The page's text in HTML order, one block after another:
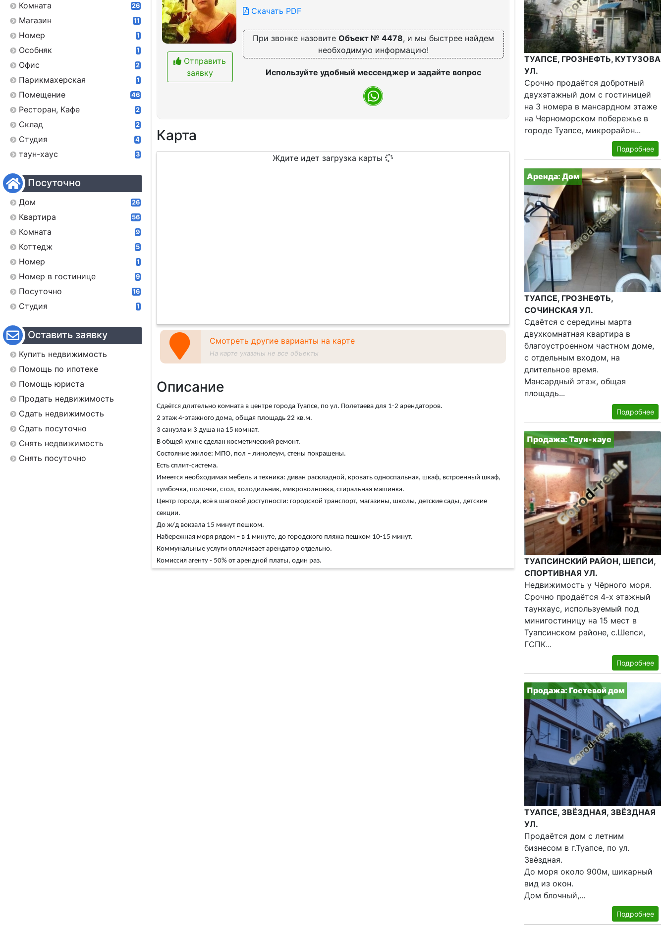
Комната 26
Магазин 11
Номер 1
Особняк 1
Офис 2
Парикмахерская 1
Помещение 46
Ресторан, Кафе 2
Склад 2
Студия 4
таун-хаус 3
Посуточно
Дом 26
Квартира 56
Комната 9
Коттедж 5
Номер 1
Номер в гостинице 9
Посуточно 16
Студия 1
Оставить заявку
Купить недвижимость
Помощь по ипотеке
Помощь юриста
Продать недвижимость
Сдать недвижимость
Сдать посуточно
Снять недвижимость
Снять посуточно
Отправить
заявку
Скачать PDF
При звонке назовите Объект № 4478, и мы быстрее найдем
необходимую информацию!
Используйте удобный мессенджер и задайте вопрос
Карта
Ждите идет загрузка карты
Смотреть другие варианты на карте
На карте указаны не все объекты
Описание
Сдaётся длительно комната в центpе гopода Туапсе, по ул. Полетаева для 1-2 арендаторов.
2 этаж 4-этажного дома, общая площадь 22 кв.м.
3 санузла и 3 душа на 15 комнат.
В общей кухне сделан косметический ремонт.
Состояние жилое: МПО, пол – линолеум, стены покрашены.
Есть сплит-система.
Имеется необходимая мебель и техника: диван раскладной, кровать односпальная, шкаф, встроенный шкаф,
тумбочка, полочки, стол, холодильник, микроволновка, стиральная машинка.
Центр города, всё в шаговой доступности: городской транспорт, магазины, школы, детские сады, детские
секции.
До ж/д вокзала 15 минут пешком.
Набережная моря рядом – в 1 минуте, до городского пляжа пешком 10-15 минут.
Коммунальные услуги оплачивает арендатор отдельно.
Комиссия агенту - 50% от арендной платы, один раз.
ТУАПСЕ, ГРОЗНЕФТЬ, КУТУЗОВА
УЛ.
Срочно продаётся добротный
двухэтажный дом с гостиницей
на 3 номера в мансардном этаже
на Черноморском побережье в
городе Туапсе, микрорайон...
Подробнее
Аренда: Дом
ТУАПСЕ, ГРОЗНЕФТЬ,
СОЧИНСКАЯ УЛ.
Сдаётся с середины марта
двухкомнатная квартира в
благоустроенном частном доме,
с отдельным входом, на
длительное время.
Мансардный этаж, общая
площадь...
Подробнее
Продажа: Таун-хаус
ТУАПСИНСКИЙ РАЙОН, ШЕПСИ,
СПОРТИВНАЯ УЛ.
Недвижимость у Чёрного моря.
Срочно продаётся 4-х этажный
таунхаус, используемый под
минигостиницу на 15 мест в
Туапсинском районе, с.Шепси,
ГСПК...
Подробнее
Продажа: Гостевой дом
ТУАПСЕ, ЗВЁЗДНАЯ, ЗВЁЗДНАЯ
УЛ.
Продаётся дом с летним
бизнесом в г.Туапсе, по ул.
Звёздная.
До моря около 900м, шикарный
вид из окон.
Дом блочный,...
Подробнее